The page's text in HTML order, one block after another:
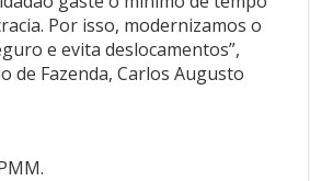
Por isso, modernizamos o
e evita deslocamentos”,
de Fazenda, Carlos Augusto